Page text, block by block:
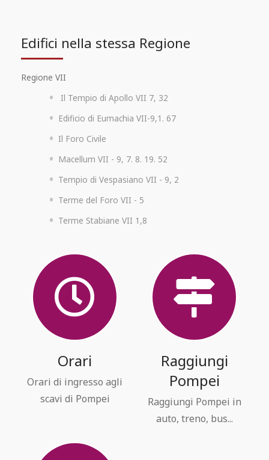
Edifici nella stessa Regione
Regione VII
Il Tempio di Apollo VII 7, 32
Edificio di Eumachia VII-9,1. 67
Il Foro Civile
Macellum VII - 9, 7. 8. 19. 52
Tempio di Vespasiano VII - 9, 2
Terme del Foro VII - 5
Terme Stabiane VII 1,8
Orari
Orari di ingresso agli
scavi di Pompei
Raggiungi
Pompei
Raggiungi Pompei in
auto, treno, bus...